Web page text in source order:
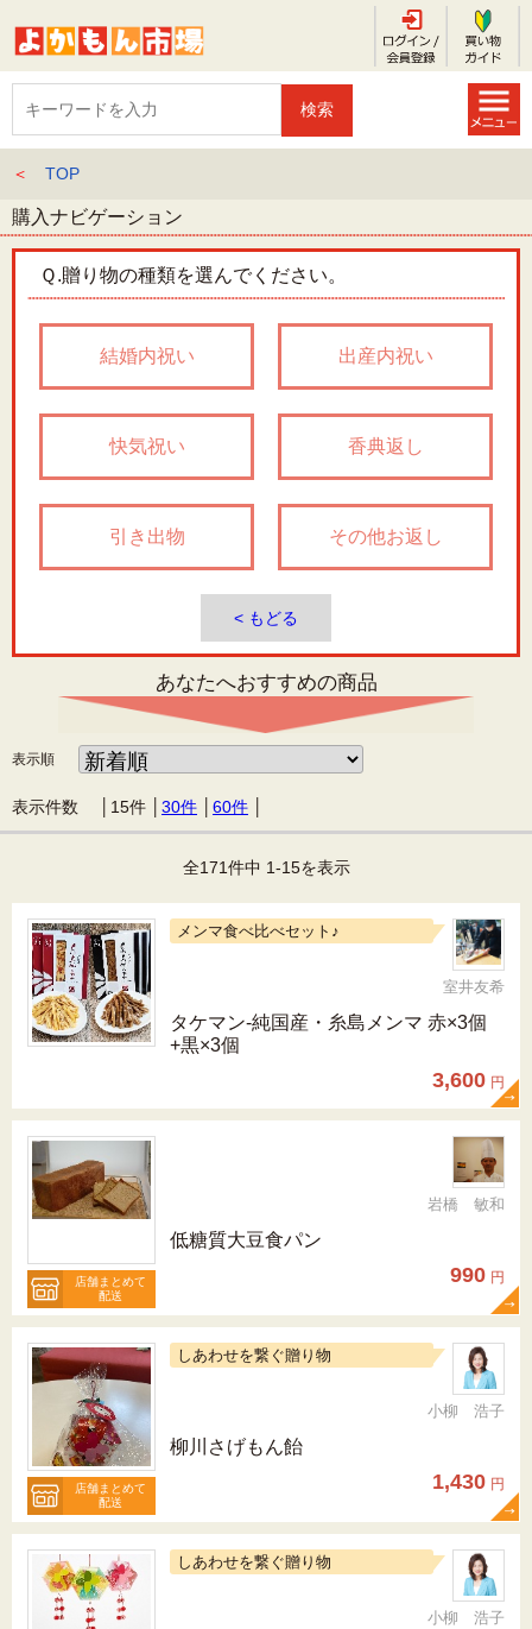
＜ TOP
購入ナビゲーション
Ｑ.贈り物の種類を選んでください。
結婚内祝い 出産内祝い
快気祝い 香典返し
引き出物 その他お返し
< もどる
あなたへおすすめの商品
表示順
表示件数 │ 15件 30件 60件
全171件中 1-15を表示
メンマ食べ比べセット♪
室井友希
タケマン-純国産・糸島メンマ 赤×3個
+黒×3個
3,600 円
店舗まとめて
配送
岩橋 敏和
低糖質大豆食パン
990 円
店舗まとめて
配送
しあわせを繋ぐ贈り物
小柳 浩子
柳川さげもん飴
1,430 円
しあわせを繋ぐ贈り物
小柳 浩子